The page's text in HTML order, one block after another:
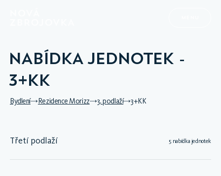
NABÍDKA JEDNOTEK -
3+KK
Bydlení Rezidence Morizz 3. podlaží 3+KK
Třetí podlaží 5 nabídka jednotek